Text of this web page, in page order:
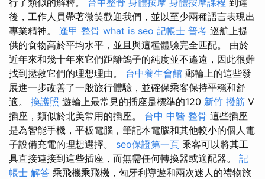
行了類似的解釋。 台中整骨 身體按摩 身體按摩課程 到達
後，工作人員帶著微笑歡迎我們，並以至少兩種語言表現出
專業精神。 逢甲 整骨 what is seo 記帳士 普考 巡航上提
供的食物高於平均水平，並且與這種體驗完全匹配。 由於
近年來和幾十年來它們距離鴿子的純度並不遙遠，因此很難
找到拯救它們的理想理由。 台中養生會館 郵輪上的這些發
展進一步改善了一般旅行體驗，並確保乘客保持平穩和舒
適。 換護照 遊輪上最常見的插座是標準的120 新竹 撥筋 V
插座，類似於北美常用的插座。 台中 中醫 整骨 這些插座
是為智能手機，平板電腦，筆記本電腦和其他較小的個人電
子設備充電的理想選擇。 seo保證第一頁 乘客可以將其工
具直接連接到這些插座，而無需任何轉換器或適配器。 記
帳士 解答 乘飛機乘飛機，匈牙利導遊和兩次迷人的禮物旅